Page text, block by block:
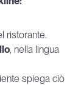
ristorante.
, nella lingua
spiega ciò